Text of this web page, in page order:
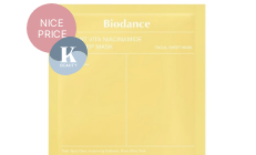
NICE
PRICE